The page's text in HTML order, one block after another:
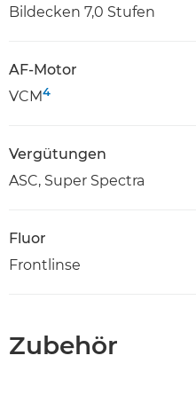
Bildecken 7,0 Stufen
AF-Motor
VCM4
Vergütungen
ASC, Super Spectra
Fluor
Frontlinse
Zubehör